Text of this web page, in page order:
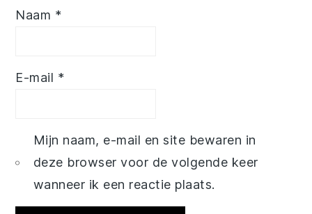
Naam *
E-mail *
Mijn naam, e-mail en site bewaren in
deze browser voor de volgende keer
wanneer ik een reactie plaats.